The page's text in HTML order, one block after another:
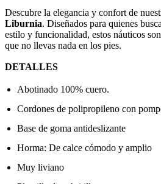
Descubre la elegancia y confort de
Liburnia. Diseñados para quienes
estilo y funcionalidad, estos náuticos
que no llevas nada en los pies.
DETALLES
Abotinado 100% cuero.
Cordones de polipropileno con
Base de goma antideslizante
Horma: De calce cómodo y amplio
Muy liviano